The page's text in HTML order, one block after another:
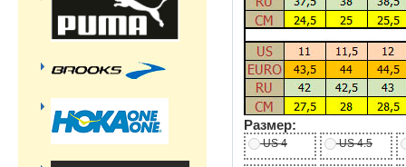
Размер:
US 4 US 4.5